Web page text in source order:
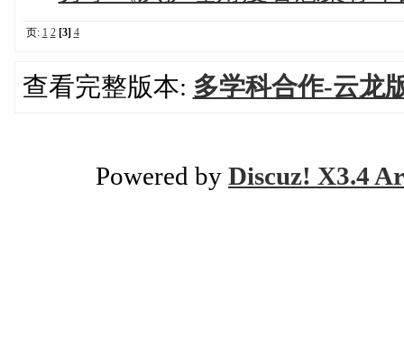
页: 1 2 [3] 4
查看完整版本: 多学科合作-云龙
Powered by Discuz! X3.4